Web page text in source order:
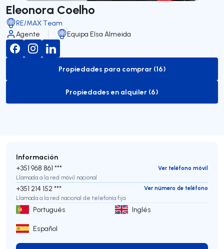
Eleonora Coelho
RE/MAX Team
Agente
Equipa Elsa Almeida
to-buy-listing
Propiedades para comprar (16)
to-rent-listing
Propiedades en alquiler (6)
Información
+351 968 861 ***
Ver teléfono móvil
Llamada a la red móvil nacional
+351 214 152 ***
Ver número de teléfono
Llamada a la red nacional de telefonía fija
Portugués Inglés
Español